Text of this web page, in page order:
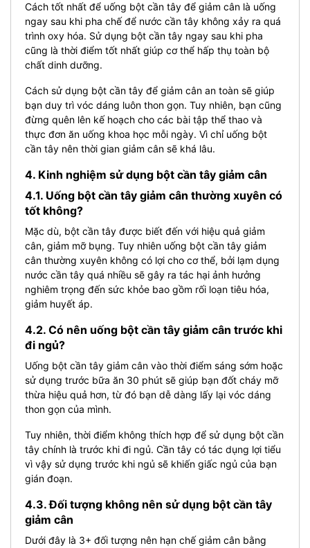
Cách tốt nhất để uống bột cần tây để giảm cân là uống
ngay sau khi pha chế để nước cần tây không xảy ra quá
trình oxy hóa. Sử dụng bột cần tây ngay sau khi pha
cũng là thời điểm tốt nhất giúp cơ thể hấp thụ toàn bộ
chất dinh dưỡng.
Cách sử dụng bột cần tây để giảm cân an toàn sẽ giúp
bạn duy trì vóc dáng luôn thon gọn. Tuy nhiên, bạn cũng
đừng quên lên kế hoạch cho các bài tập thể thao và
thực đơn ăn uống khoa học mỗi ngày. Vì chỉ uống bột
cần tây nên thời gian giảm cân sẽ khá lâu.
4. Kinh nghiệm sử dụng bột cần tây giảm cân
4.1. Uống bột cần tây giảm cân thường xuyên có
tốt không?
Mặc dù, bột cần tây được biết đến với hiệu quả giảm
cân, giảm mỡ bụng. Tuy nhiên uống bột cần tây giảm
cân thường xuyên không có lợi cho cơ thể, bởi lạm dụng
nước cần tây quá nhiều sẽ gây ra tác hại ảnh hưởng
nghiêm trọng đến sức khỏe bao gồm rối loạn tiêu hóa,
giảm huyết áp.
4.2. Có nên uống bột cần tây giảm cân trước khi
đi ngủ?
Uống bột cần tây giảm cân vào thời điểm sáng sớm hoặc
sử dụng trước bữa ăn 30 phút sẽ giúp bạn đốt cháy mỡ
thừa hiệu quả hơn, từ đó bạn dễ dàng lấy lại vóc dáng
thon gọn của mình.
Tuy nhiên, thời điểm không thích hợp để sử dụng bột cần
tây chính là trước khi đi ngủ. Cần tây có tác dụng lợi tiểu
vì vậy sử dụng trước khi ngủ sẽ khiến giấc ngủ của bạn
gián đoạn.
4.3. Đối tượng không nên sử dụng bột cần tây
giảm cân
Dưới đây là 3+ đối tượng nên hạn chế giảm cân bằng